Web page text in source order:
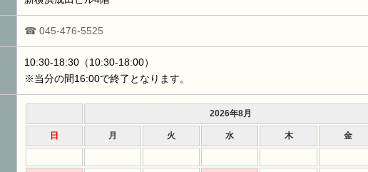
☎ 045-476-5525
10:30-18:30（10:30-18:00）
※当分の間16:00で終了となります。